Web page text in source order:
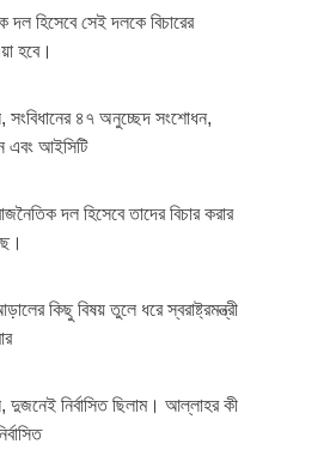
দল হিসেবে সেই দলকে বিচারের
হবে।
সংবিধানের ৪৭ অনুচ্ছেদ সংশোধন,
এবং আইসিটি
দল হিসেবে তাদের বিচার করার
কিছু বিষয় তুলে ধরে স্বরাষ্ট্রমন্ত্রী
দুজনেই নির্বাসিত ছিলাম। আল্লাহর কী